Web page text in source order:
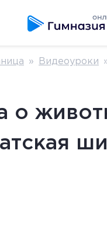
» Видеоуроки
о